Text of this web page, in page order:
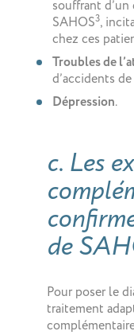
souffrant
SAHOS3,
chez ces
Troubles de
d’accidents
Dépression.
c. Les
de
Pour poser le
traitement